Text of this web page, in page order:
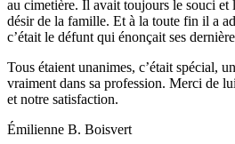
au cimetière. Il avait toujours le souci et
désir de la famille. Et à la toute fin il a
c’était le défunt qui énonçait ses
Tous étaient unanimes, c’était spécial,
vraiment dans sa profession. Merci de
et notre satisfaction.
Émilienne B. Boisvert